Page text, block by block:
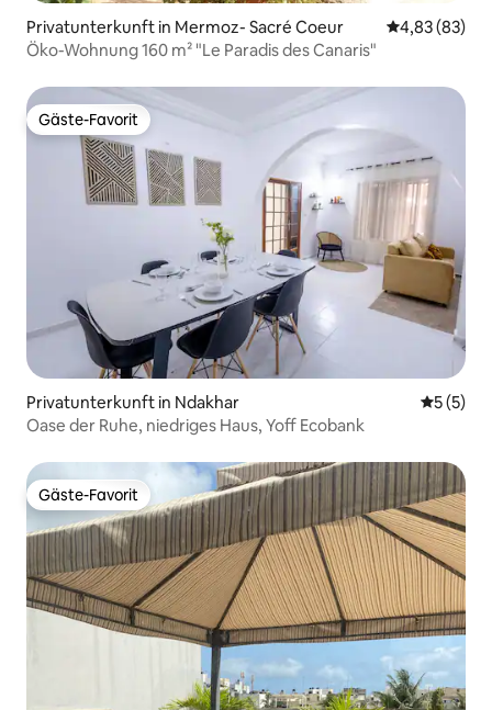
Privatunterkunft in Mermoz- Sacré Coeur
4,83 (83)
Öko-Wohnung 160 m² "Le Paradis des Canaris"
Gäste-Favorit
Gäste-Favorit
Privatunterkunft in Ndakhar
5 (5)
Oase der Ruhe, niedriges Haus, Yoff Ecobank
Gäste-Favorit
Gäste-Favorit